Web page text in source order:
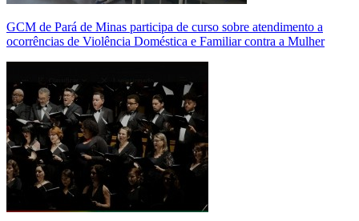
GCM de Pará de Minas participa de curso sobre atendimento a
ocorrências de Violência Doméstica e Familiar contra a Mulher